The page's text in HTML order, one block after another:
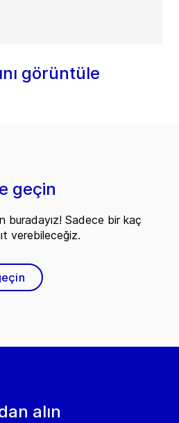
görüntüle
alın
geçin
buradayız! Sadece bir kaç
verebileceğiz.